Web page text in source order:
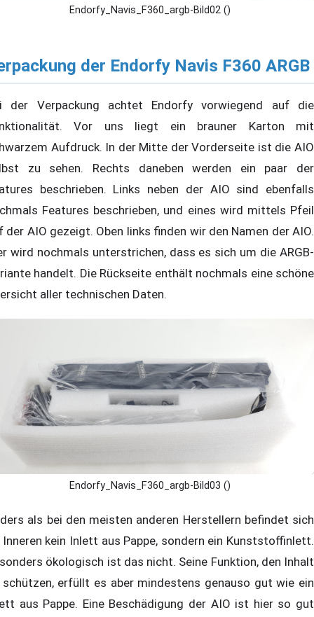
Endorfy_Navis_F360_argb-Bild02 ()
der Endorfy Navis F360 ARGB
der Verpackung achtet Endorfy vorwiegend auf die
Vor uns liegt ein brauner Karton mit
Aufdruck. In der Mitte der Vorderseite ist die AIO
zu sehen. Rechts daneben werden ein paar der
beschrieben. Links neben der AIO sind ebenfalls
Features beschrieben, und eines wird mittels Pfeil
der AIO gezeigt. Oben links finden wir den Namen der AIO.
wird nochmals unterstrichen, dass es sich um die ARGB-
handelt. Die Rückseite enthält nochmals eine schöne
aller technischen Daten.
Endorfy_Navis_F360_argb-Bild03 ()
als bei den meisten anderen Herstellern befindet sich
kein Inlett aus Pappe, sondern ein Kunststoffinlett.
ökologisch ist das nicht. Seine Funktion, den Inhalt
erfüllt es aber mindestens genauso gut wie ein
aus Pappe. Eine Beschädigung der AIO ist hier so gut